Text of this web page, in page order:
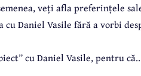
veți afla preferințele
cu Daniel Vasile fără a vorbi
cu Daniel Vasile, pentru